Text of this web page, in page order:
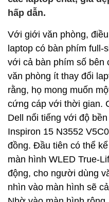
hấp dẫn.
Với giới văn phòng,
laptop có bàn phím full-
với cả bàn phím số bên
văn phòng ít thay đổi
rằng, họ mong muốn
cứng cáp với thời gian.
Dell nổi tiếng với độ bền
Inspiron 15 N3552
đồng. Đầu tiên có thể
màn hình WLED True-
động, cho người dùng
nhìn vào màn hình sẽ